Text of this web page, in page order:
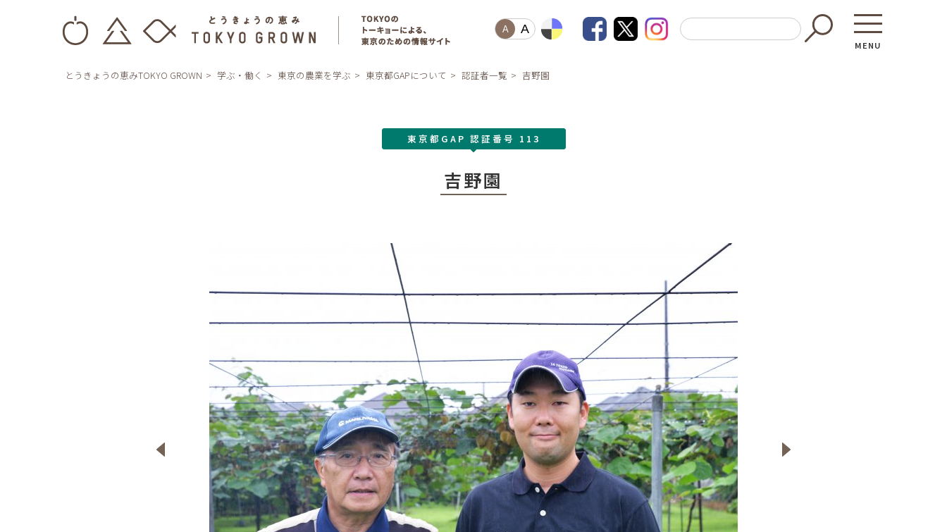
A A
MENU
東京都の食材を使った料理教室
働く・学ぶ
─ 農業
─ 森林・林業
─ ライブラリー
子供向け学習コンテンツ
─ MOGUHAPI モグハピ！
─ 緒方湊の「食育クイズ」
─ 「畜産クイズ」
─ 農林水産業をみんなで学ぼう！
とうきょうの恵みTOKYO GROWN 学ぶ・働く 東京の農業を学ぶ 東京都GAPについて 認証者一覧 吉野園
東京都GAP 認証番号 113
吉野園